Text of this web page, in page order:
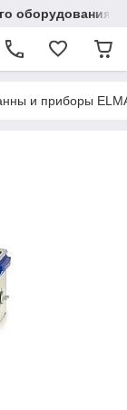
оборудования
и приборы